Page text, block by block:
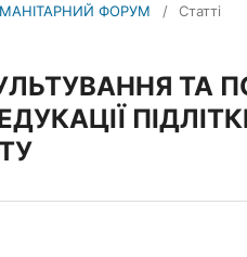
ФОРУМ / Статті
ТА